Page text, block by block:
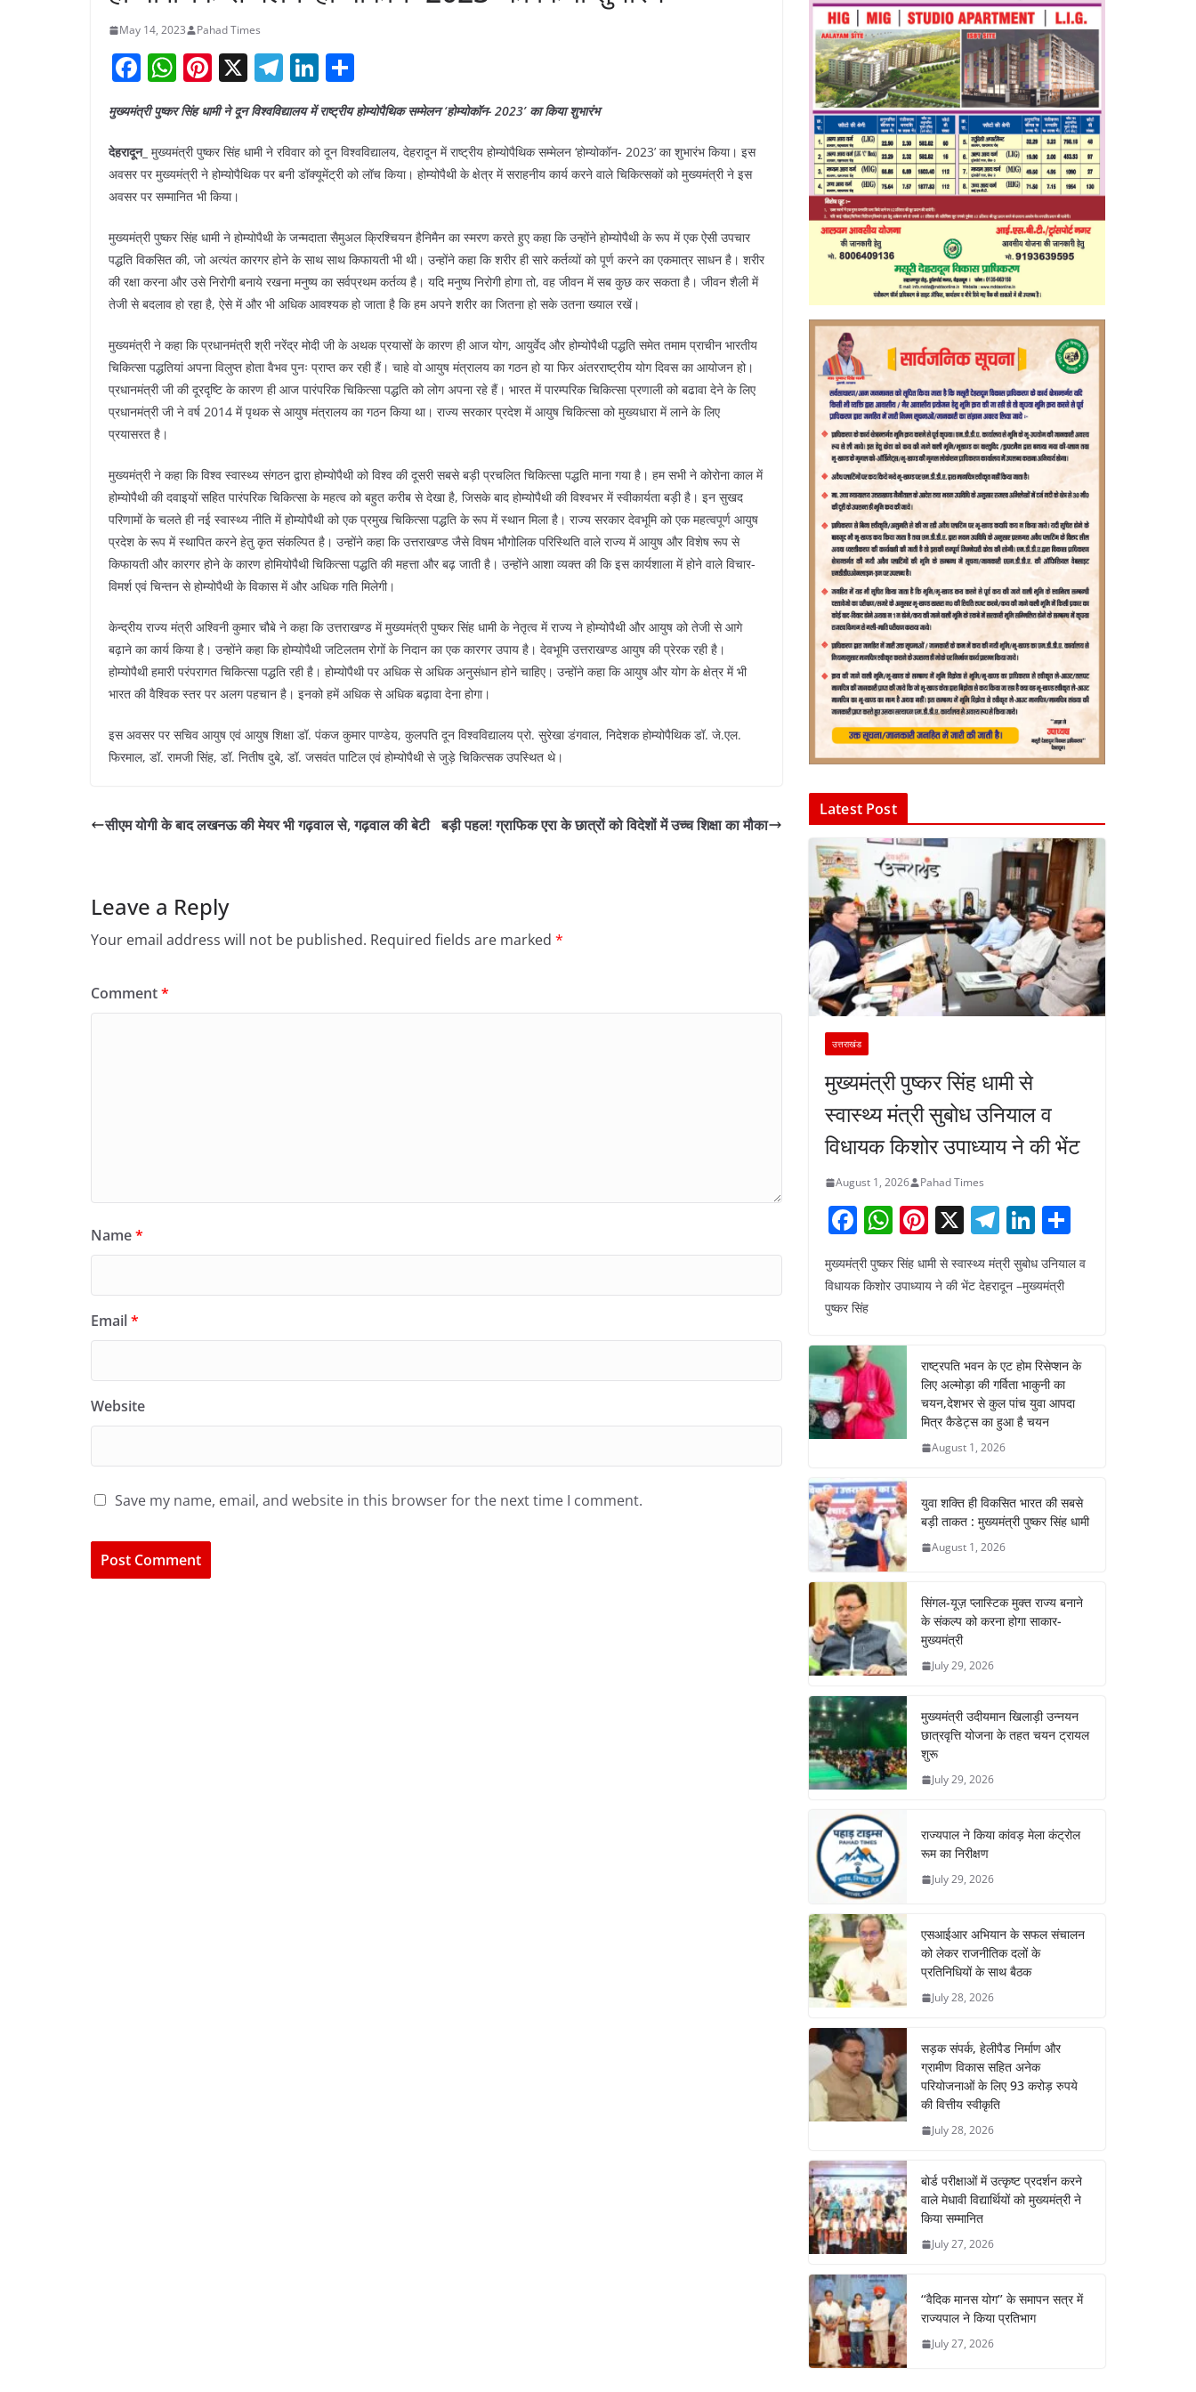
May 14, 2023 Pahad Times
F
a
c
e
b
o
o
k
W
h
at
s
A
p
p
Pi
nt
er
e
st
X T
e
gr
a
Li
n
k
e
dI
h
ar
e
मुख्यमंत्री पुष्कर सिंह धामी ने दून विश्वविद्यालय में राष्ट्रीय होम्योपैथिक सम्मेलन ‘होम्योकॉन- 2023’ का किया शुभारंभ
देहरादून_ मुख्यमंत्री पुष्कर सिंह धामी ने रविवार को दून विश्वविद्यालय, देहरादून में राष्ट्रीय होम्योपैथिक सम्मेलन ‘होम्योकॉन- 2023’ का शुभारंभ किया। इस
अवसर पर मुख्यमंत्री ने होम्योपैथिक पर बनी डॉक्यूमेंट्री को लॉच किया। होम्योपैथी के क्षेत्र में सराहनीय कार्य करने वाले चिकित्सकों को मुख्यमंत्री ने इस
अवसर पर सम्मानित भी किया।
मुख्यमंत्री पुष्कर सिंह धामी ने होम्योपैथी के जन्मदाता सैमुअल क्रिश्चियन हैनिमैन का स्मरण करते हुए कहा कि उन्होंने होम्योपैथी के रूप में एक ऐसी उपचार
पद्धति विकसित की, जो अत्यंत कारगर होने के साथ साथ किफायती भी थी। उन्होंने कहा कि शरीर ही सारे कर्तव्यों को पूर्ण करने का एकमात्र साधन है। शरीर
की रक्षा करना और उसे निरोगी बनाये रखना मनुष्य का सर्वप्रथम कर्तव्य है। यदि मनुष्य निरोगी होगा तो, वह जीवन में सब कुछ कर सकता है। जीवन शैली में
तेजी से बदलाव हो रहा है, ऐसे में और भी अधिक आवश्यक हो जाता है कि हम अपने शरीर का जितना हो सके उतना ख्याल रखें।
मुख्यमंत्री ने कहा कि प्रधानमंत्री श्री नरेंद्र मोदी जी के अथक प्रयासों के कारण ही आज योग, आयुर्वेद और होम्योपैथी पद्धति समेत तमाम प्राचीन भारतीय
चिकित्सा पद्धतियां अपना विलुप्त होता वैभव पुनः प्राप्त कर रही हैं। चाहे वो आयुष मंत्रालय का गठन हो या फिर अंतरराष्ट्रीय योग दिवस का आयोजन हो।
प्रधानमंत्री जी की दूरदृष्टि के कारण ही आज पारंपरिक चिकित्सा पद्धति को लोग अपना रहे हैं। भारत में पारम्परिक चिकित्सा प्रणाली को बढावा देने के लिए
प्रधानमंत्री जी ने वर्ष 2014 में पृथक से आयुष मंत्रालय का गठन किया था। राज्य सरकार प्रदेश में आयुष चिकित्सा को मुख्यधारा में लाने के लिए
प्रयासरत है।
मुख्यमंत्री ने कहा कि विश्व स्वास्थ्य संगठन द्वारा होम्योपैथी को विश्व की दूसरी सबसे बड़ी प्रचलित चिकित्सा पद्धति माना गया है। हम सभी ने कोरोना काल में
होम्योपैथी की दवाइयों सहित पारंपरिक चिकित्सा के महत्व को बहुत करीब से देखा है, जिसके बाद होम्योपैथी की विश्वभर में स्वीकार्यता बड़ी है। इन सुखद
परिणामों के चलते ही नई स्वास्थ्य नीति में होम्योपैथी को एक प्रमुख चिकित्सा पद्धति के रूप में स्थान मिला है। राज्य सरकार देवभूमि को एक महत्वपूर्ण आयुष
प्रदेश के रूप में स्थापित करने हेतु कृत संकल्पित है। उन्होंने कहा कि उत्तराखण्ड जैसे विषम भौगोलिक परिस्थिति वाले राज्य में आयुष और विशेष रूप से
किफायती और कारगर होने के कारण होमियोपैथी चिकित्सा पद्धति की महत्ता और बढ़ जाती है। उन्होंने आशा व्यक्त की कि इस कार्यशाला में होने वाले विचार-
विमर्श एवं चिन्तन से होम्योपैथी के विकास में और अधिक गति मिलेगी।
केन्द्रीय राज्य मंत्री अश्विनी कुमार चौबे ने कहा कि उत्तराखण्ड में मुख्यमंत्री पुष्कर सिंह धामी के नेतृत्व में राज्य ने होम्योपैथी और आयुष को तेजी से आगे
बढ़ाने का कार्य किया है। उन्होंने कहा कि होम्योपैथी जटिलतम रोगों के निदान का एक कारगर उपाय है। देवभूमि उत्तराखण्ड आयुष की प्रेरक रही है।
होम्योपैथी हमारी परंपरागत चिकित्सा पद्धति रही है। होम्योपैथी पर अधिक से अधिक अनुसंधान होने चाहिए। उन्होंने कहा कि आयुष और योग के क्षेत्र में भी
भारत की वैश्विक स्तर पर अलग पहचान है। इनको हमें अधिक से अधिक बढ़ावा देना होगा।
इस अवसर पर सचिव आयुष एवं आयुष शिक्षा डॉ. पंकज कुमार पाण्डेय, कुलपति दून विश्वविद्यालय प्रो. सुरेखा डंगवाल, निदेशक होम्योपैथिक डॉ. जे.एल.
फिरमाल, डॉ. रामजी सिंह, डॉ. नितीष दुबे, डॉ. जसवंत पाटिल एवं होम्योपैथी से जुड़े चिकित्सक उपस्थित थे।
सीएम योगी के बाद लखनऊ की मेयर भी गढ़वाल से, गढ़वाल की बेटी बड़ी पहल! ग्राफिक एरा के छात्रों को विदेशों में उच्च शिक्षा का मौका
Leave a Reply
Your email address will not be published. Required fields are marked *
Comment*
Name*
Email*
Website
Save my name, email, and website in this browser for the next time I comment.
Latest Post
उत्तराखंड
मुख्यमंत्री पुष्कर सिंह धामी से
स्वास्थ्य मंत्री सुबोध उनियाल व
विधायक किशोर उपाध्याय ने की भेंट
August 1, 2026 Pahad Times
F
a
c
e
o
o
k
W
h
at
p
Pi
nt
er
X T
el
e
gr
m
Li
n
k
n
ar
मुख्यमंत्री पुष्कर सिंह धामी से स्वास्थ्य मंत्री सुबोध उनियाल व
विधायक किशोर उपाध्याय ने की भेंट देहरादून –मुख्यमंत्री
पुष्कर सिंह
राष्ट्रपति भवन के एट होम रिसेप्शन के
लिए अल्मोड़ा की गर्विता भाकुनी का
चयन,देशभर से कुल पांच युवा आपदा
मित्र कैडेट्स का हुआ है चयन
August 1, 2026
युवा शक्ति ही विकसित भारत की सबसे
बड़ी ताकत : मुख्यमंत्री पुष्कर सिंह धामी
August 1, 2026
सिंगल-यूज़ प्लास्टिक मुक्त राज्य बनाने
के संकल्प को करना होगा साकार-
मुख्यमंत्री
July 29, 2026
मुख्यमंत्री उदीयमान खिलाड़ी उन्नयन
छात्रवृत्ति योजना के तहत चयन ट्रायल
शुरू
July 29, 2026
राज्यपाल ने किया कांवड़ मेला कंट्रोल
रूम का निरीक्षण
July 29, 2026
एसआईआर अभियान के सफल संचालन
को लेकर राजनीतिक दलों के
प्रतिनिधियों के साथ बैठक
July 28, 2026
सड़क संपर्क, हेलीपैड निर्माण और
ग्रामीण विकास सहित अनेक
परियोजनाओं के लिए 93 करोड़ रुपये
की वित्तीय स्वीकृति
July 28, 2026
बोर्ड परीक्षाओं में उत्कृष्ट प्रदर्शन करने
वाले मेधावी विद्यार्थियों को मुख्यमंत्री ने
किया सम्मानित
July 27, 2026
‘‘वैदिक मानस योग’’ के समापन सत्र में
राज्यपाल ने किया प्रतिभाग
July 27, 2026